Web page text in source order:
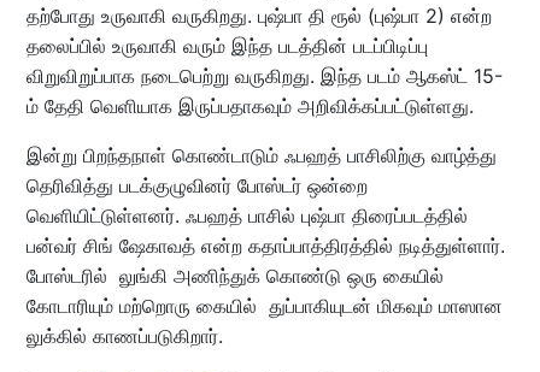
தற்போது உருவாகி வருகிறது. புஷ்பா தி ரூல் (புஷ்பா 2) என்ற
தலைப்பில் உருவாகி வரும் இந்த படத்தின் படப்பிடிப்பு
விறுவிறுப்பாக நடைபெற்று வருகிறது. இந்த படம் ஆகஸ்ட் 15-
ம் தேதி வெளியாக இருப்பதாகவும் அறிவிக்கப்பட்டுள்ளது.
இன்று பிறந்தநாள் கொண்டாடும் ஃபஹத் பாசிலிற்கு வாழ்த்து
தெரிவித்து படக்குழுவினர் போஸ்டர் ஒன்றை
வெளியிட்டுள்ளனர். ஃபஹத் பாசில் புஷ்பா திரைப்படத்தில்
பன்வர் சிங் ஷேகாவத் என்ற கதாப்பாத்திரத்தில் நடித்துள்ளார்.
போஸ்டரில் லுங்கி அணிந்துக் கொண்டு ஒரு கையில்
கோடாரியும் மற்றொரு கையில் துப்பாகியுடன் மிகவும் மாஸான
லுக்கில் காணப்படுகிறார்.